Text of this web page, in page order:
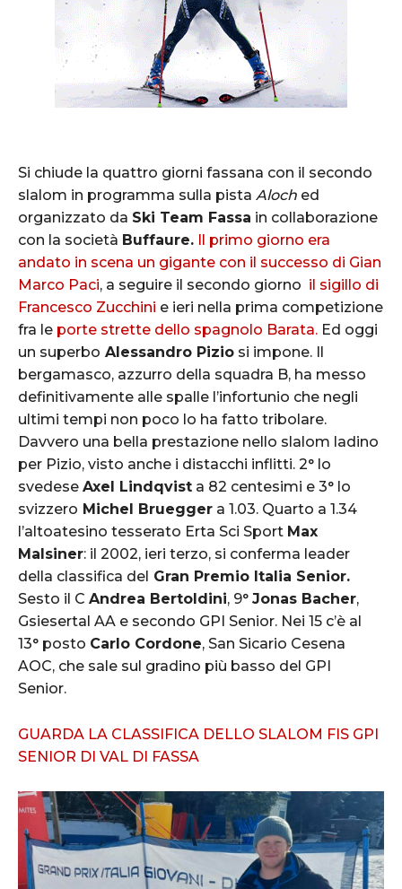
Si chiude la quattro giorni fassana con il secondo
slalom in programma sulla pista Aloch ed
organizzato da Ski Team Fassa in collaborazione
con la società Buffaure. Il primo giorno era
andato in scena un gigante con il successo di Gian
Marco Paci, a seguire il secondo giorno il sigillo di
Francesco Zucchini e ieri nella prima competizione
fra le porte strette dello spagnolo Barata. Ed oggi
un superbo Alessandro Pizio si impone. Il
bergamasco, azzurro della squadra B, ha messo
definitivamente alle spalle l’infortunio che negli
ultimi tempi non poco lo ha fatto tribolare.
Davvero una bella prestazione nello slalom ladino
per Pizio, visto anche i distacchi inflitti. 2° lo
svedese Axel Lindqvist a 82 centesimi e 3° lo
svizzero Michel Bruegger a 1.03. Quarto a 1.34
l’altoatesino tesserato Erta Sci Sport Max
Malsiner: il 2002, ieri terzo, si conferma leader
della classifica del Gran Premio Italia Senior.
Sesto il C Andrea Bertoldini, 9° Jonas Bacher,
Gsiesertal AA e secondo GPI Senior. Nei 15 c’è al
13° posto Carlo Cordone, San Sicario Cesena
AOC, che sale sul gradino più basso del GPI
Senior.
GUARDA LA CLASSIFICA DELLO SLALOM FIS GPI
SENIOR DI VAL DI FASSA